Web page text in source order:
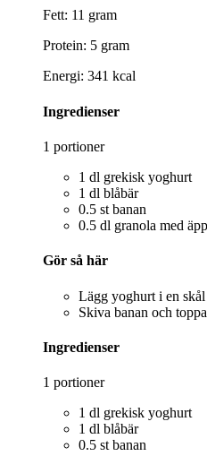
Fett: 11 gram
Protein: 5 gram
Energi: 341 kcal
Ingredienser
1 portioner
1 dl grekisk yoghurt
1 dl blåbär
0.5 st banan
0.5 dl granola med
Gör så här
Lägg yoghurt i en
Skiva banan och
Ingredienser
1 portioner
1 dl grekisk yoghurt
1 dl blåbär
0.5 st banan